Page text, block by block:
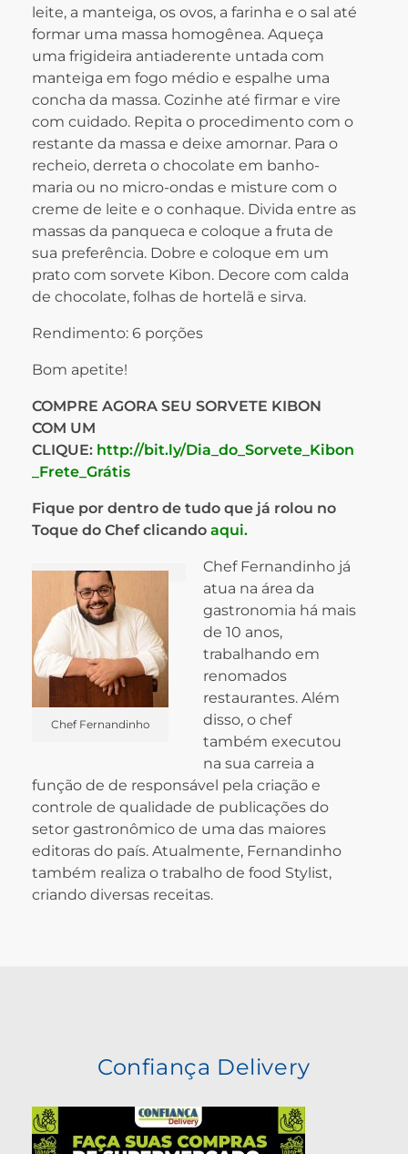
leite, a manteiga, os ovos, a farinha e o sal até
formar uma massa homogênea. Aqueça
uma frigideira antiaderente untada com
manteiga em fogo médio e espalhe uma
concha da massa. Cozinhe até firmar e vire
com cuidado. Repita o procedimento com o
restante da massa e deixe amornar. Para o
recheio, derreta o chocolate em banho-
maria ou no micro-ondas e misture com o
creme de leite e o conhaque. Divida entre as
massas da panqueca e coloque a fruta de
sua preferência. Dobre e coloque em um
prato com sorvete Kibon. Decore com calda
de chocolate, folhas de hortelã e sirva.
Rendimento: 6 porções
Bom apetite!
COMPRE AGORA SEU SORVETE KIBON
COM UM
CLIQUE: http://bit.ly/Dia_do_Sorvete_Kibon
_Frete_Grátis
Fique por dentro de tudo que já rolou no
Toque do Chef clicando aqui.
Chef Fernandinho
Chef Fernandinho já
atua na área da
gastronomia há mais
de 10 anos,
trabalhando em
renomados
restaurantes. Além
disso, o chef
também executou
na sua carreia a
função de de responsável pela criação e
controle de qualidade de publicações do
setor gastronômico de uma das maiores
editoras do país. Atualmente, Fernandinho
também realiza o trabalho de food Stylist,
criando diversas receitas.
Confiança Delivery